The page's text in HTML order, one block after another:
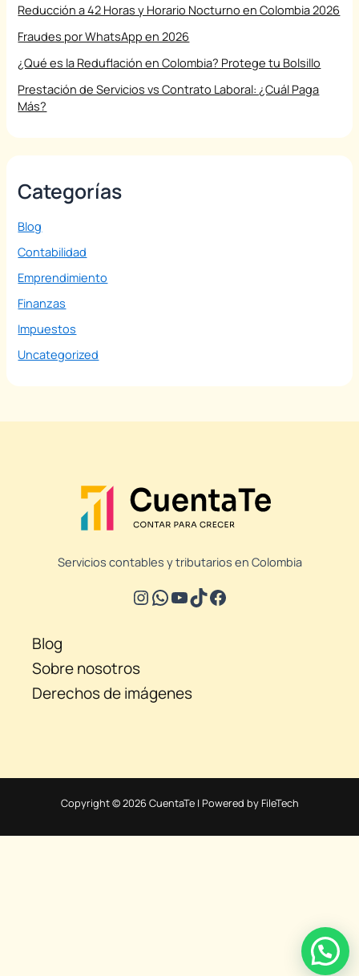
Reducción a 42 Horas y Horario Nocturno en Colombia 2026
Fraudes por WhatsApp en 2026
¿Qué es la Reduflación en Colombia? Protege tu Bolsillo
Prestación de Servicios vs Contrato Laboral: ¿Cuál Paga
Más?
Categorías
Blog
Contabilidad
Emprendimiento
Finanzas
Impuestos
Uncategorized
Servicios contables y tributarios en Colombia
Blog
Sobre nosotros
Derechos de imágenes
Copyright © 2026 CuentaTe | Powered by FileTech